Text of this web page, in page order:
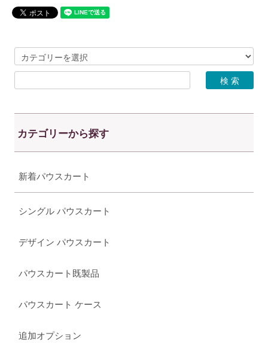
カテゴリーから探す
新着パウスカート
シングル パウスカート
デザイン パウスカート
パウスカート既製品
パウスカート ケース
追加オプション